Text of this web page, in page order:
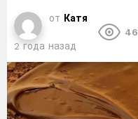
от Катя
2 года назад